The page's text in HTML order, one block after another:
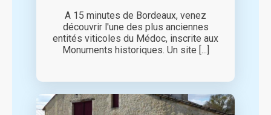
A 15 minutes de Bordeaux, venez
découvrir l'une des plus anciennes
entités viticoles du Médoc, inscrite aux
Monuments historiques. Un site [...]